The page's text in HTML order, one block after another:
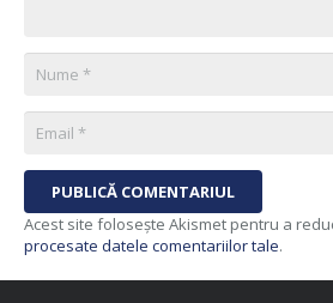
PUBLICĂ COMENTARIUL
Acest site folosește Akismet pentru a
procesate datele comentariilor tale.